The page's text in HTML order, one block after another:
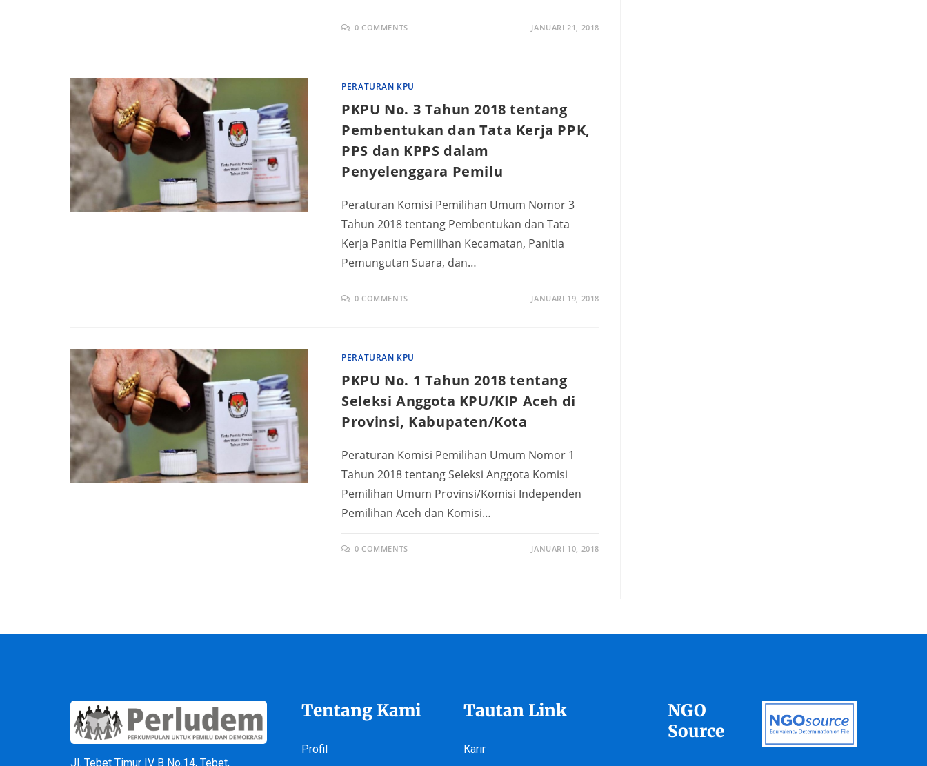
0 COMMENTS JANUARI 21, 2018
PERATURAN KPU
PKPU No. 3 Tahun 2018 tentang
Pembentukan dan Tata Kerja PPK,
PPS dan KPPS dalam
Penyelenggara Pemilu
Peraturan Komisi Pemilihan Umum Nomor 3
Tahun 2018 tentang Pembentukan dan Tata
Kerja Panitia Pemilihan Kecamatan, Panitia
Pemungutan Suara, dan…
0 COMMENTS JANUARI 19, 2018
PERATURAN KPU
PKPU No. 1 Tahun 2018 tentang
Seleksi Anggota KPU/KIP Aceh di
Provinsi, Kabupaten/Kota
Peraturan Komisi Pemilihan Umum Nomor 1
Tahun 2018 tentang Seleksi Anggota Komisi
Pemilihan Umum Provinsi/Komisi Independen
Pemilihan Aceh dan Komisi…
0 COMMENTS JANUARI 10, 2018
Jl. Tebet Timur IV B No.14, Tebet,
Tentang Kami
Profil
Tautan Link
Karir
NGO
Source